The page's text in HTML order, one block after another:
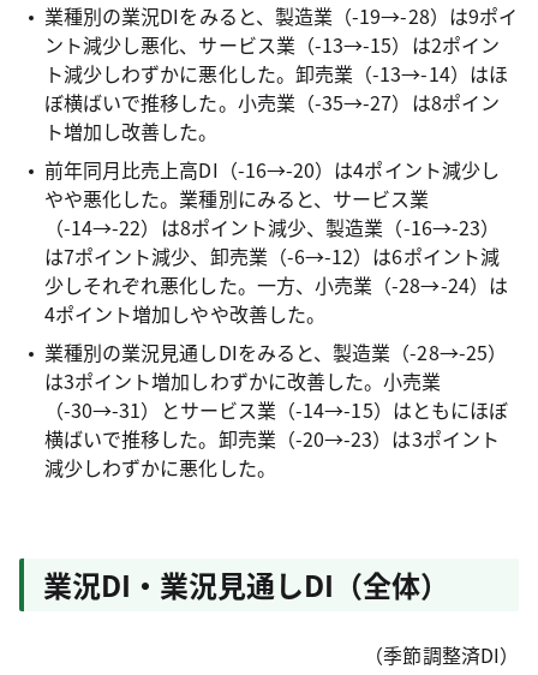
業種別の業況DIをみると、製造業（-19→-28）は9ポイ
ント減少し悪化、サービス業（-13→-15）は2ポイン
ト減少しわずかに悪化した。卸売業（-13→-14）はほ
ぼ横ばいで推移した。小売業（-35→-27）は8ポイン
ト増加し改善した。
前年同月比売上高DI（-16→-20）は4ポイント減少し
やや悪化した。業種別にみると、サービス業
（-14→-22）は8ポイント減少、製造業（-16→-23）
は7ポイント減少、卸売業（-6→-12）は6ポイント減
少しそれぞれ悪化した。一方、小売業（-28→-24）は
4ポイント増加しやや改善した。
業種別の業況見通しDIをみると、製造業（-28→-25）
は3ポイント増加しわずかに改善した。小売業
（-30→-31）とサービス業（-14→-15）はともにほぼ
横ばいで推移した。卸売業（-20→-23）は3ポイント
減少しわずかに悪化した。
業況DI・業況見通しDI（全体）
（季節調整済DI）